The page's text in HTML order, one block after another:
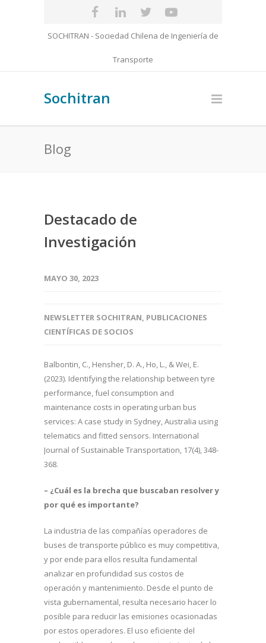
SOCHITRAN - Sociedad Chilena de Ingeniería de
Transporte
Sochitran
Blog
Destacado de
Investigación
MAYO 30, 2023
NEWSLETTER SOCHITRAN, PUBLICACIONES
CIENTÍFICAS DE SOCIOS
Balbontin, C., Hensher, D. A., Ho, L., & Wei, E.
(2023). Identifying the relationship between tyre
performance, fuel consumption and
maintenance costs in operating urban bus
services: A case study in Sydney, Australia using
telematics and fitted sensors. International
Journal of Sustainable Transportation, 17(4), 348-
368.
– ¿Cuál es la brecha que buscaban resolver y
por qué es importante?
La industria de las compañías operadores de
buses de transporte público es muy competitiva,
y por ende para ellos resulta fundamental
analizar en profundidad sus costos de
operación y mantenimiento. Desde el punto de
vista gubernamental, resulta necesario hacer lo
posible para reducir las emisiones ocasionadas
por estos operadores. El uso eficiente del